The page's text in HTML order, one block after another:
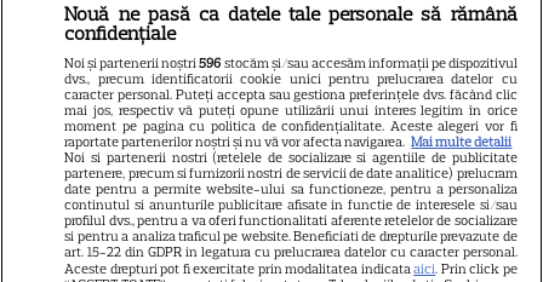
Libertatea
Libertatea pentru femei
GSP
Știri mondene
Avantaje
Elle
Unica
Retete practice
Nouă ne pasă ca datele tale personale să rămână
confidențiale
Noi și partenerii noștri596 stocăm și/sau accesăm informații pe dispozitivul
dvs., precum identificatorii cookie unici pentru prelucrarea datelor cu
caracter personal. Puteți accepta sau gestiona preferințele dvs. făcând clic
mai jos, respectiv vă puteți opune utilizării unui interes legitim în orice
moment pe pagina cu politica de confidențialitate. Aceste alegeri vor fi
raportate partenerilor noștri și nu vă vor afecta navigarea. Mai multe detalii
Noi si partenerii nostri (retelele de socializare si agentiile de publicitate
partenere, precum si furnizorii nostri de servicii de date analitice) prelucram
date pentru a permite website-ului sa functioneze, pentru a personaliza
continutul si anunturile publicitare afisate in functie de interesele si/sau
profilul dvs., pentru a va oferi functionalitati aferente retelelor de socializare
si pentru a analiza traficul pe website. Beneficiati de drepturile prevazute de
art. 15-22 din GDPR in legatura cu prelucrarea datelor cu caracter personal.
Aceste drepturi pot fi exercitate prin modalitatea indicataaici. Prin click pe